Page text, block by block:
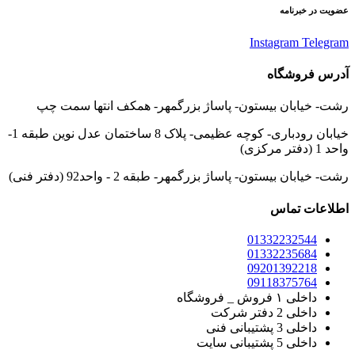
عضویت در خبرنامه
Instagram Telegram
آدرس فروشگاه
رشت- خیابان بیستون- پاساژ بزرگمهر- همکف انتها سمت چپ
خیابان رودباری- کوچه عظیمی- پلاک 8 ساختمان عدل نوین طبقه 1-
واحد 1 (دفتر مرکزی)
رشت- خیابان بیستون- پاساژ بزرگمهر- طبقه 2 - واحد92 (دفتر فنی)
اطلاعات تماس
01332232544
01332235684
09201392218
09118375764
داخلی ۱ فروش _ فروشگاه
داخلی 2 دفتر شرکت
داخلی 3 پشتیبانی فنی
داخلی 5 پشتیبانی سایت